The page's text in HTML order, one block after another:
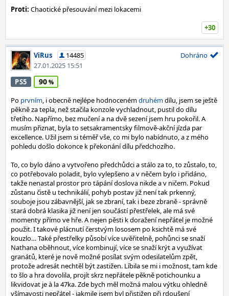
Proti: Chaotické přesouvání mezi lokacemi
+30
ViRus
14485
27.01.2025 15:51
Dohráno
PS5 90
Po prvním, i obecně nejlépe hodnocenémdruhémdílu, jsem se ještě
pěkně za tepla, než stačila konzole vychladnout, pustil do dílu
třetího. Napřímo, bez mučení a na dvě sezení jsem hru pokořil. A
musím přiznat, byla to setsakramentsky filmově-akční jízda par
excellence. Užil jsem si téměř vše, co mi bylo nabídnuto, a z mého
pohledu došlo dokonce k překonání dílu předchozího.
To, co bylo dáno a vytvořeno předchůdci a stálo za to, to zůstalo, to,
co potřebovalo poladit, bylo vylepšeno a v něčem bylo i přidáno,
takže nenastal prostor pro tápání doslova nikde a v ničem. Pokud
zůstanu čistě u technikálií, pohyb postav již není tak prkenný,
souboje jsou zábavnější, jak se zbraní, tak i beze zbraně - správně
stará dobrá klasika již není jen součástí přestřelek, ale má své
momenty přímo ve hře. A nejen pěsti k doražení nepřátel je možné
použit. I takové plácnutí čerstvým lososem po ksichtě má své
kouzlo… Také přestřelky působí více uvěřitelně, pohůnci se snaží
Nathana oběhnout, více kombinují, více se snaží krýt a využívat
granátů, které je nově možné posílat svým odesilatelům zpět,
protože adresát nechtěl být zastižen. Líbila se mi i možnost, tam kde
to šlo a hra dovolila, projít skrz nepřátele pěkně potichounku a
likvidovat je à la 47ka. Zde bych měl možná malou výtku ohledně
všímavosti nepřátel - jakmile jsem byl přistižen při rdoušení